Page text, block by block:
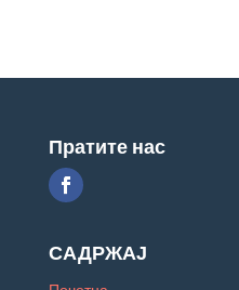
Пратите нас
САДРЖАЈ